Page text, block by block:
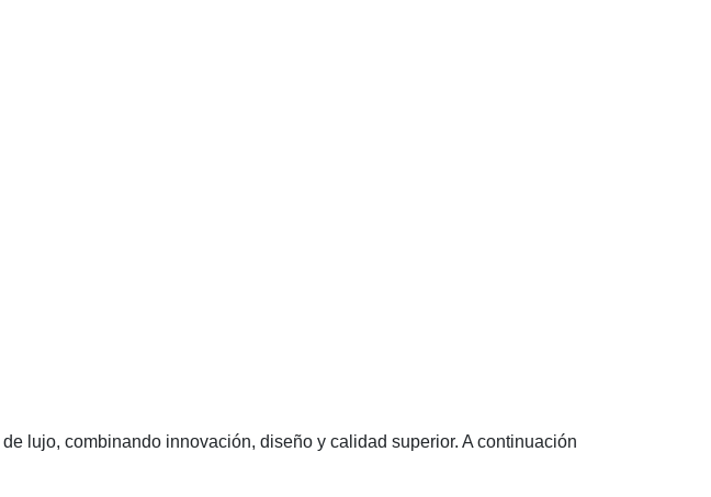
lujo, combinando innovación, diseño y calidad superior. A continuación